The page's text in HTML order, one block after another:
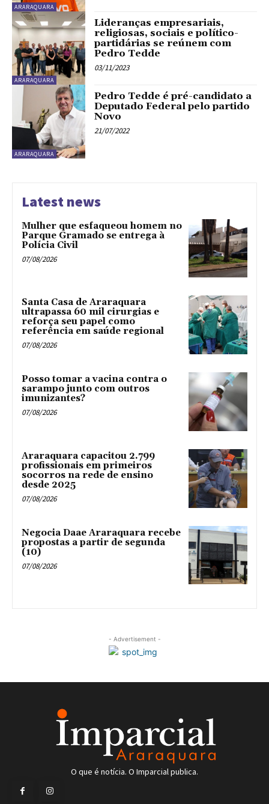
ARARAQUARA
ARARAQUARA
Lideranças empresariais,
religiosas, sociais e político-
partidárias se reúnem com
Pedro Tedde
03/11/2023
ARARAQUARA
Pedro Tedde é pré-candidato a
Deputado Federal pelo partido
Novo
21/07/2022
Latest news
Mulher que esfaqueou homem no
Parque Gramado se entrega à
Polícia Civil
07/08/2026
Santa Casa de Araraquara
ultrapassa 60 mil cirurgias e
reforça seu papel como
referência em saúde regional
07/08/2026
Posso tomar a vacina contra o
sarampo junto com outros
imunizantes?
07/08/2026
Araraquara capacitou 2.799
profissionais em primeiros
socorros na rede de ensino
desde 2025
07/08/2026
Negocia Daae Araraquara recebe
propostas a partir de segunda
(10)
07/08/2026
- Advertisement -
O que é notícia. O Imparcial publica.